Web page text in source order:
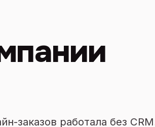
заказов работала без